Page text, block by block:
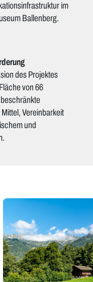
im
Ballenberg.
des Projektes
von 66
Vereinbarkeit
und